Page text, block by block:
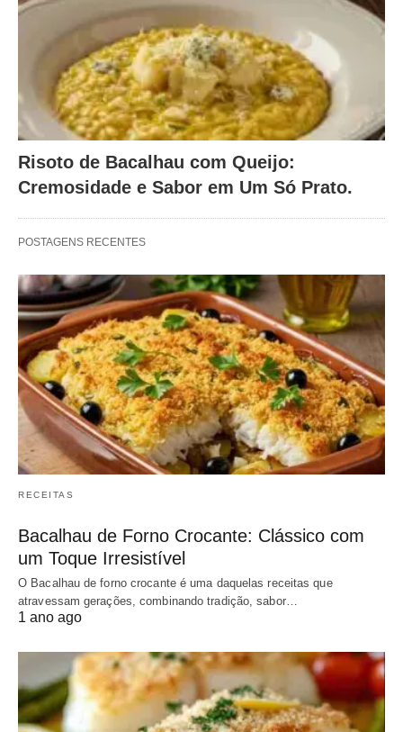
Risoto de Bacalhau com Queijo:
Cremosidade e Sabor em Um Só Prato.
POSTAGENS RECENTES
RECEITAS
Bacalhau de Forno Crocante: Clássico com
um Toque Irresistível
O Bacalhau de forno crocante é uma daquelas receitas que
atravessam gerações, combinando tradição, sabor…
1 ano ago